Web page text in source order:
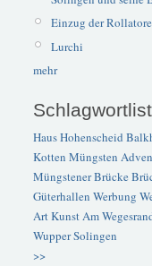
Einzug der
Lurchi
mehr
Haus Hohenscheid
Kotten Müngsten
Müngstener Brücke
Güterhallen Werbung
ArtKunstAm
WupperSolingen
>>